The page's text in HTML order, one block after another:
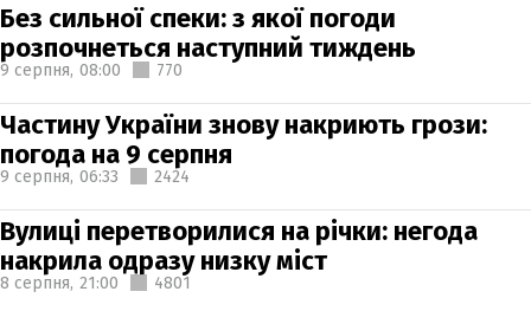
Без сильної спеки: з якої погоди
розпочнеться наступний тиждень
9 серпня, 08:00 770
Частину України знову накриють грози:
погода на 9 серпня
9 серпня, 06:33 2424
Вулиці перетворилися на річки: негода
накрила одразу низку міст
8 серпня, 21:00 4801